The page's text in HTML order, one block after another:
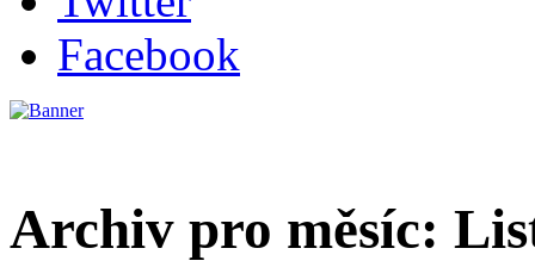
Facebook
Archiv pro měsíc: